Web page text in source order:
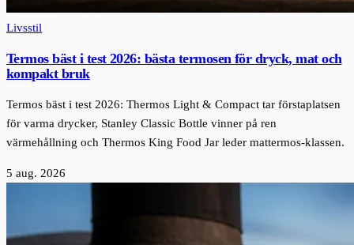
Livsstil
Termos bäst i test 2026: bästa termosen för dryck, mat och
kompakt bruk
Termos bäst i test 2026: Thermos Light & Compact tar förstaplatsen
för varma drycker, Stanley Classic Bottle vinner på ren
värmehållning och Thermos King Food Jar leder mattermos-klassen.
5 aug. 2026